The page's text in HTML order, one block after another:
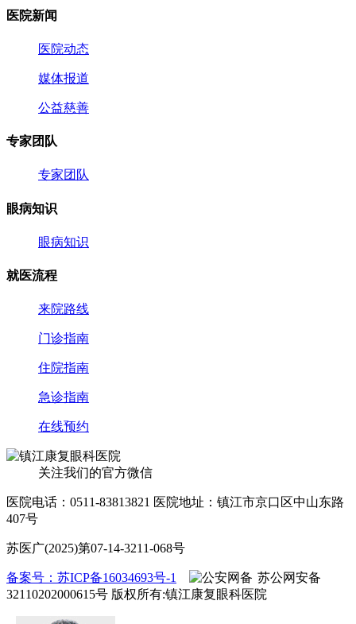
医院新闻
医院动态
媒体报道
公益慈善
专家团队
专家团队
眼病知识
眼病知识
就医流程
来院路线
门诊指南
住院指南
急诊指南
在线预约
关注我们的官方微信
医院电话：0511-83813821 医院地址：镇江市京口区中山东路
407号
苏医广(2025)第07-14-3211-068号
备案号：苏ICP备16034693号-1
苏公网安备
32110202000615号 版权所有:镇江康复眼科医院